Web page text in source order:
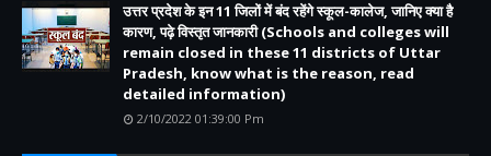
उत्तर प्रदेश के इन 11 जिलों में बंद रहेंगे स्कूल-कालेज, जानिए क्या है
कारण, पढ़े विस्तृत जानकारी (Schools and colleges will
remain closed in these 11 districts of Uttar
Pradesh, know what is the reason, read
detailed information)
2/10/2022 01:39:00 Pm